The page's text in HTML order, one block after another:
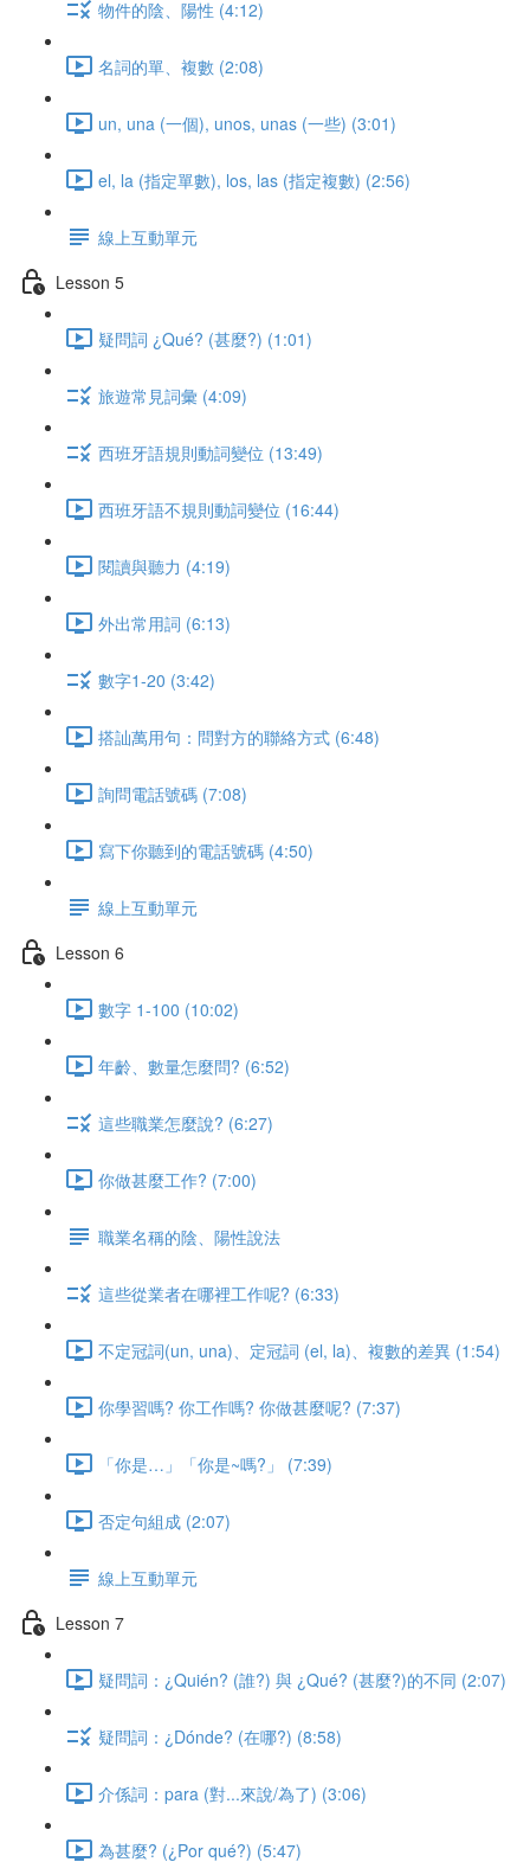
物件的陰、陽性 (4:12)
名詞的單、複數 (2:08)
un, una (一個), unos, unas (一些) (3:01)
el, la (指定單數), los, las (指定複數) (2:56)
線上互動單元
Lesson 5
疑問詞 ¿Qué? (甚麼?) (1:01)
旅遊常見詞彙 (4:09)
西班牙語規則動詞變位 (13:49)
西班牙語不規則動詞變位 (16:44)
閱讀與聽力 (4:19)
外出常用詞 (6:13)
數字1-20 (3:42)
搭訕萬用句：問對方的聯絡方式 (6:48)
詢問電話號碼 (7:08)
寫下你聽到的電話號碼 (4:50)
線上互動單元
Lesson 6
數字 1-100 (10:02)
年齡、數量怎麼問? (6:52)
這些職業怎麼說? (6:27)
你做甚麼工作? (7:00)
職業名稱的陰、陽性說法
這些從業者在哪裡工作呢? (6:33)
不定冠詞(un, una)、定冠詞 (el, la)、複數的差異 (1:54)
你學習嗎? 你工作嗎? 你做甚麼呢? (7:37)
「你是…」「你是~嗎?」 (7:39)
否定句組成 (2:07)
線上互動單元
Lesson 7
疑問詞：¿Quién? (誰?) 與 ¿Qué? (甚麼?)的不同 (2:07)
疑問詞：¿Dónde? (在哪?) (8:58)
介係詞：para (對...來說/為了) (3:06)
為甚麼? (¿Por qué?) (5:47)